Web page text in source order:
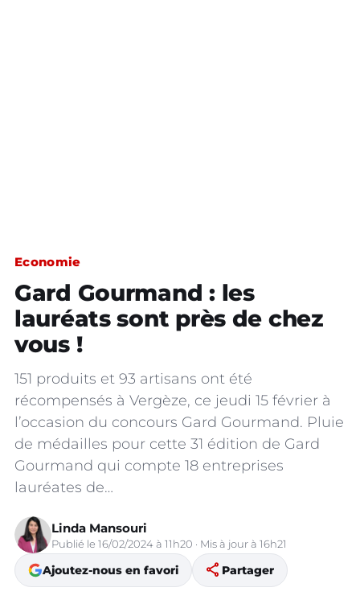
Economie
Gard Gourmand : les
lauréats sont près de chez
vous !
151 produits et 93 artisans ont été
récompensés à Vergèze, ce jeudi 15 février à
l’occasion du concours Gard Gourmand. Pluie
de médailles pour cette 31 édition de Gard
Gourmand qui compte 18 entreprises
lauréates de…
Linda Mansouri
Publié le 16/02/2024 à 11h20 · Mis à jour à 16h21
Ajoutez-nous en favori share Partager